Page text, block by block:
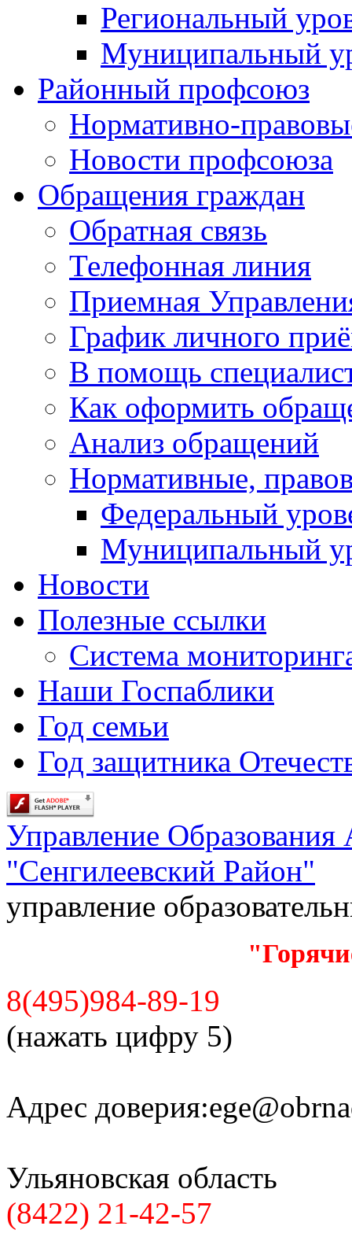
Региональный
Муниципальный
Районный профсоюз
Нормативно-
Новости профсоюза
Обращения граждан
Обратная связь
Телефонная линия
Приемная
График личного
В помощь
Как оформить
Анализ обращений
Нормативные,
Федеральный
Муниципальный
Новости
Полезные ссылки
Система
Наши Госпаблики
Год семьи
Год защитника
Управление
"Сенгилеевский Район"
управление
8(495)984-89-19
(нажать цифру 5)
Адрес доверия:
Ульяновская область
(8422) 21-42-57